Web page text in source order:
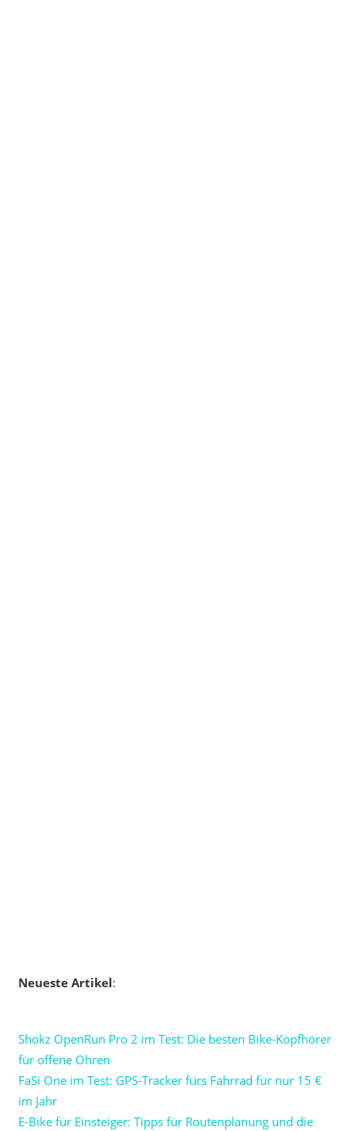
Neueste Artikel:
Shokz OpenRun Pro 2 im Test: Die besten Bike-Kopfhörer
für offene Ohren
FaSi One im Test: GPS-Tracker fürs Fahrrad für nur 15 €
im Jahr
E-Bike für Einsteiger: Tipps für Routenplanung und die